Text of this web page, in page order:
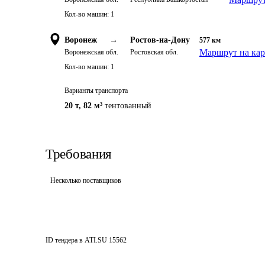
Кол-во машин: 1
Воронеж →
Воронежская обл.
Ростов-на-Дону
Ростовская обл.
577 км
Маршрут на
Кол-во машин: 1
Варианты транспорта
20 т, 82 м³ тентованный
Требования
Несколько поставщиков
ID тендера в ATI.SU 15562